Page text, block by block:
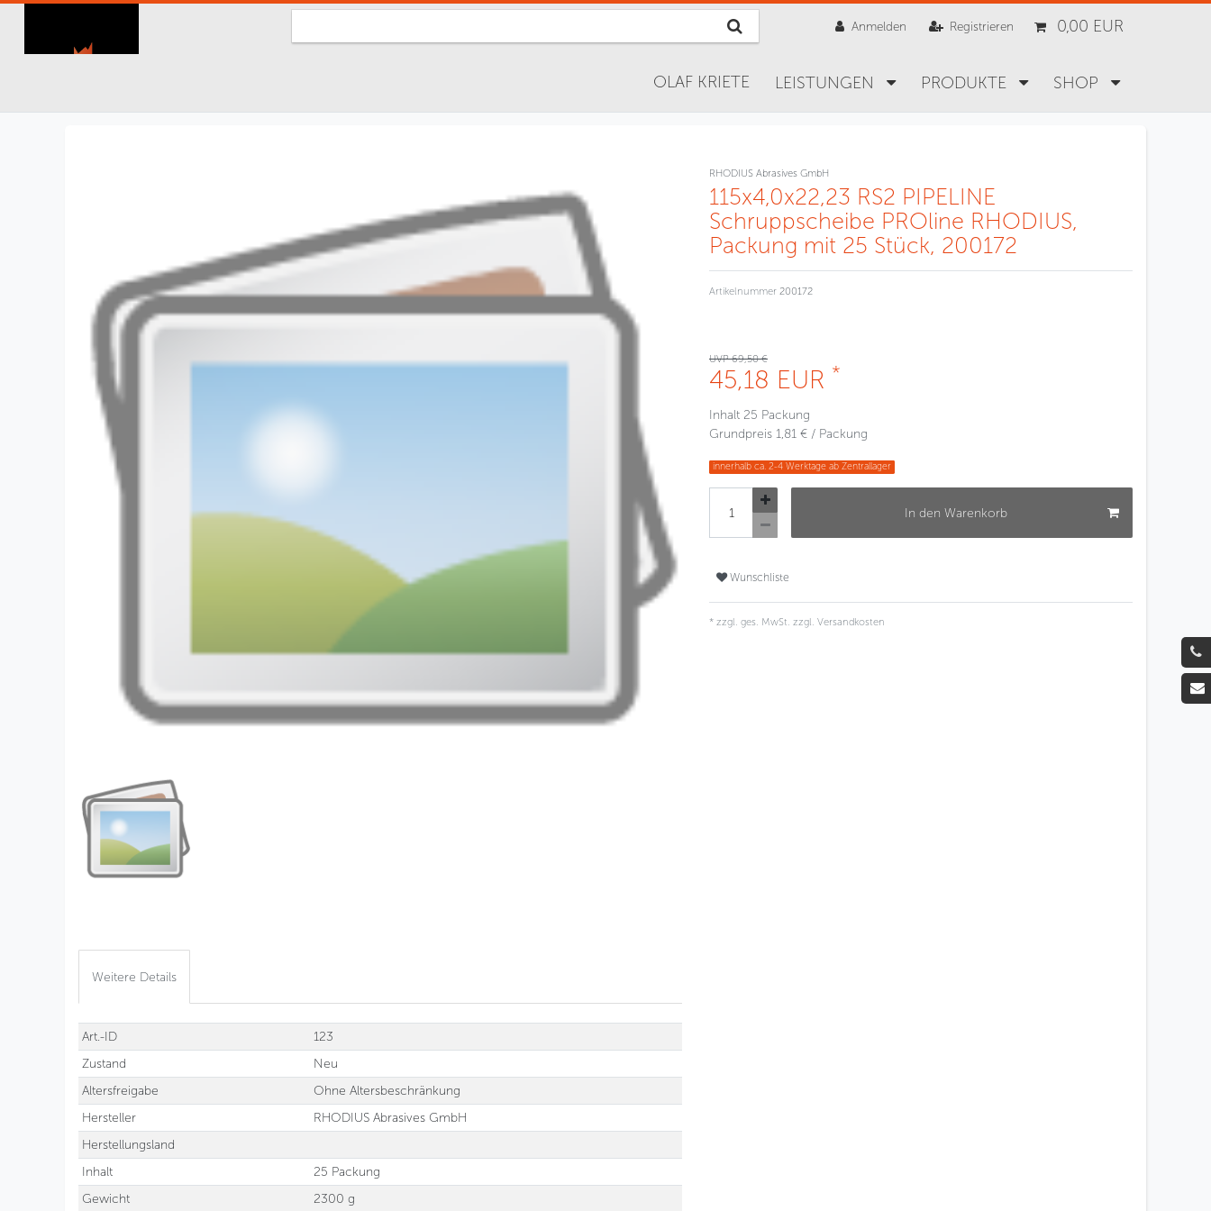
Anmelden Registrieren 0,00 EUR
OLAF KRIETE LEISTUNGEN PRODUKTE SHOP
RHODIUS Abrasives GmbH
115x4,0x22,23 RS2 PIPELINE
Schruppscheibe PROline RHODIUS,
Packung mit 25 Stück, 200172
Artikelnummer 200172
UVP 69,50 €
45,18 EUR *
Inhalt 25 Packung
Grundpreis 1,81 € / Packung
innerhalb ca. 2-4 Werktage ab Zentrallager
In den Warenkorb
Wunschliste
* zzgl. ges. MwSt. zzgl. Versandkosten
Weitere Details
Technisches
Merkmal
Wert
Art.-ID
123
Zustand
Neu
Altersfreigabe
Ohne Altersbeschränkung
Hersteller
RHODIUS Abrasives GmbH
Herstellungsland
Inhalt
25 Packung
Gewicht
2300 g